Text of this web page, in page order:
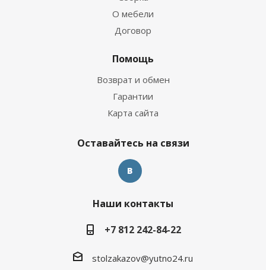
О мебели
Договор
Помощь
Возврат и обмен
Гарантии
Карта сайта
Оставайтесь на связи
Наши контакты
+7 812 242-84-22
stolzakazov@yutno24.ru